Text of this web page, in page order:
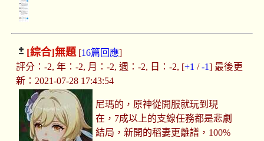
[綜合]無題[16篇回應]
評分：-2, 年：-2, 月：-2, 週：-2, 日：-2, [+1 /-1] 最後更
新：2021-07-28 17:43:54
尼瑪的，原神從開服就玩到現
在，7成以上的支線任務都是悲劇
結局，新開的稻妻更離譜，100%